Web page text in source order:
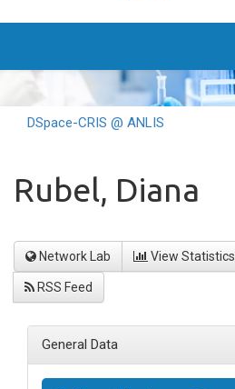
DSpace-CRIS @ ANLIS
Rubel, Diana
Network Lab View Statistics
RSS Feed
General Data